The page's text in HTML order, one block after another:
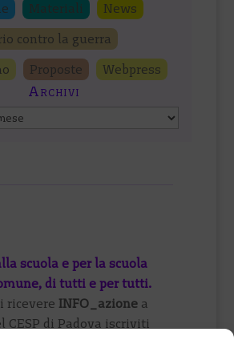
Materiali
News
contro la guerra
Proposte Webpress
Archivi
scuola e per la scuola
di tutti e per tutti.
ricevere INFO_azione a
CESP di Padova iscriviti